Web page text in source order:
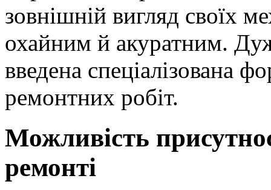
зовнішній вигляд своїх
охайним й акуратним.
введена спеціалізована
ремонтних робіт.
Можливість
ремонті